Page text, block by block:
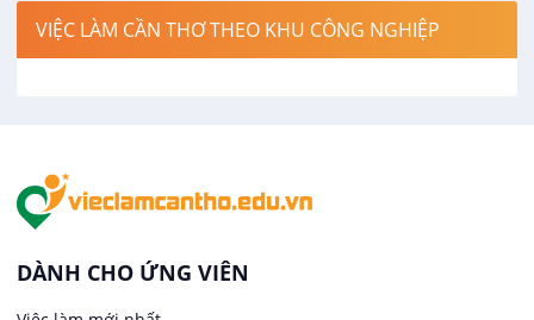
Hàng hải / Hàng không
In ấn / Xuất bản
Kế toán
Việc làm tại Cái Khế
Việc làm tại An Bình
Việc làm tại Long Tuyền
VIỆC LÀM CẦN THƠ THEO KHU CÔNG NGHIỆP
DÀNH CHO ỨNG VIÊN